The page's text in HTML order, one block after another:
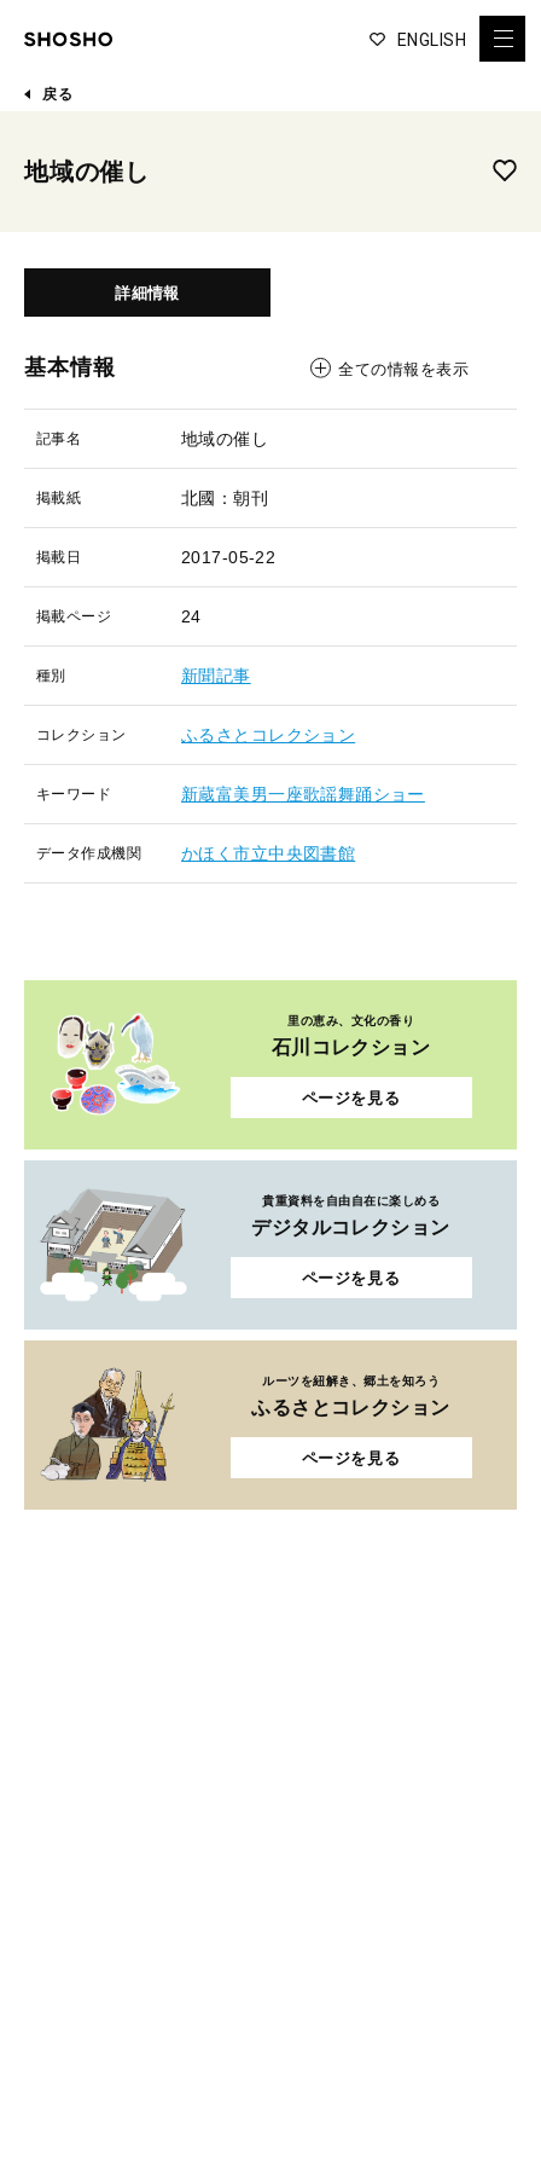
ENGLISH
戻る
地域の催し
詳細情報
基本情報 全ての情報を表示
記事名 地域の催し
掲載紙 北國：朝刊
掲載日 2017-05-22
掲載ページ 24
種別 新聞記事
コレクション ふるさとコレクション
キーワード 新蔵富美男一座歌謡舞踊ショー
データ作成機関 かほく市立中央図書館
里の恵み、文化の香り
石川コレクション
ページを見る
貴重資料を自由自在に楽しめる
デジタルコレクション
ページを見る
ルーツを紐解き、郷土を知ろう
ふるさとコレクション
ページを見る